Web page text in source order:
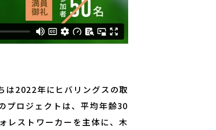
は2022年にヒバリングスの取
プロジェクトは、平均年齢30
レストワーカーを主体に、木